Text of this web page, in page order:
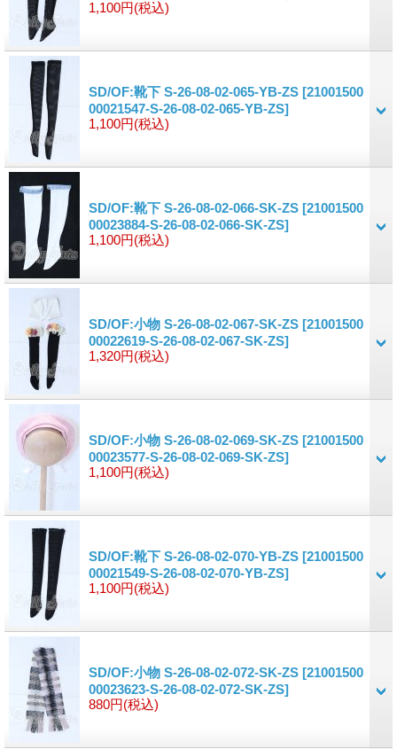
1,100円(税込)
SD/OF:靴下 S-26-08-02-065-YB-ZS [21001500
00021547-S-26-08-02-065-YB-ZS]
1,100円(税込)
SD/OF:靴下 S-26-08-02-066-SK-ZS [21001500
00023884-S-26-08-02-066-SK-ZS]
1,100円(税込)
SD/OF:小物 S-26-08-02-067-SK-ZS [21001500
00022619-S-26-08-02-067-SK-ZS]
1,320円(税込)
SD/OF:小物 S-26-08-02-069-SK-ZS [21001500
00023577-S-26-08-02-069-SK-ZS]
1,100円(税込)
SD/OF:靴下 S-26-08-02-070-YB-ZS [21001500
00021549-S-26-08-02-070-YB-ZS]
1,100円(税込)
SD/OF:小物 S-26-08-02-072-SK-ZS [21001500
00023623-S-26-08-02-072-SK-ZS]
880円(税込)